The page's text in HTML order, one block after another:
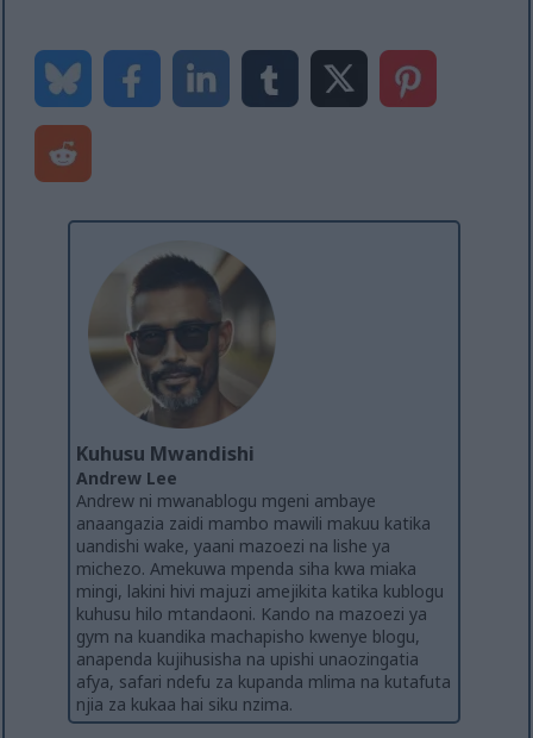
Kuhusu Mwandishi
Andrew Lee
Andrew ni mwanablogu mgeni ambaye
anaangazia zaidi mambo mawili makuu katika
uandishi wake, yaani mazoezi na lishe ya
michezo. Amekuwa mpenda siha kwa miaka
mingi, lakini hivi majuzi amejikita katika kublogu
kuhusu hilo mtandaoni. Kando na mazoezi ya
gym na kuandika machapisho kwenye blogu,
anapenda kujihusisha na upishi unaozingatia
afya, safari ndefu za kupanda mlima na kutafuta
njia za kukaa hai siku nzima.